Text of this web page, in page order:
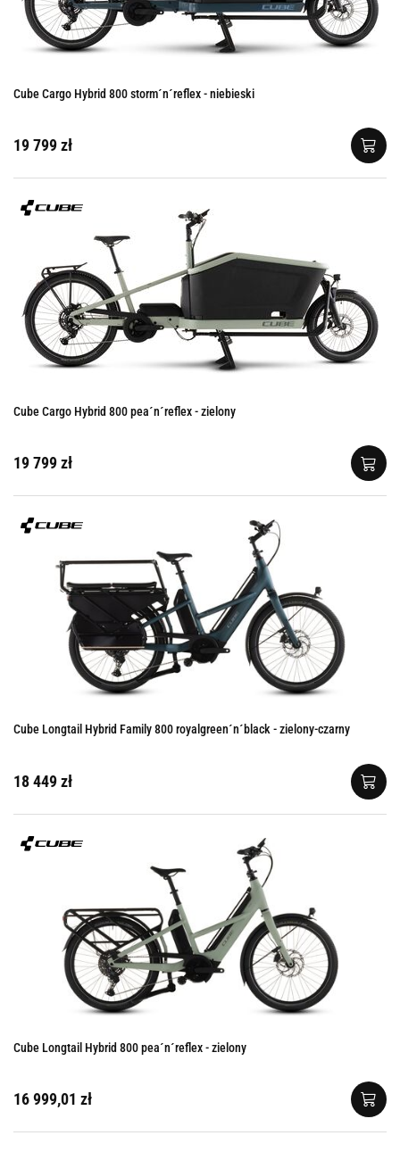
Cube Cargo Hybrid 800 storm´n´reflex - niebieski
19 799 zł
Cube Cargo Hybrid 800 pea´n´reflex - zielony
19 799 zł
Cube Longtail Hybrid Family 800 royalgreen´n´black - zielony-czarny
18 449 zł
Cube Longtail Hybrid 800 pea´n´reflex - zielony
16 999,01 zł